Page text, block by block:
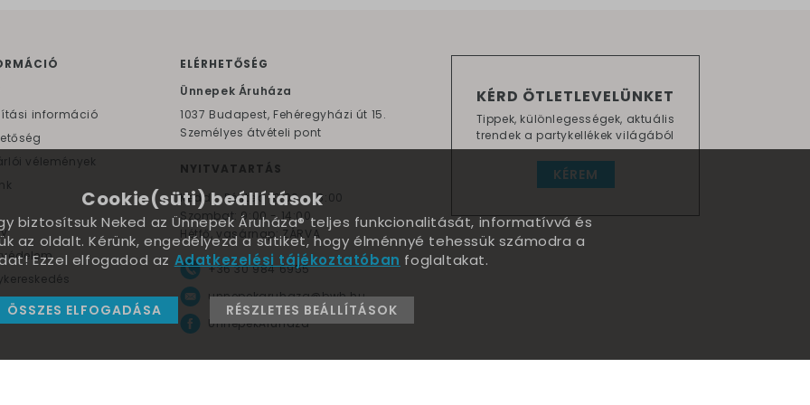
KÉRD ÖTLETLEVELÜNKET
Tippek, különlegességek, aktuális
trendek a partykellékek világából
KÉREM
információ
vélemények
Környezetbarát lufik
ELÉRHETŐSÉG
Ünnepek Áruháza
1037 Budapest, Fehéregyházi út 15.
Személyes átvételi pont
NYITVATARTÁS
Kedd - Péntek: 10:00 - 18:00
Szombat: 9:00 - 14:00
Hétfő, vasárnap: ZÁRVA
+36 30 984 6955
unnepekaruhaza@bwh.hu
UnnepekAruhaza
Cookie(süti) beállítások
biztosítsuk Neked az Ünnepek Áruháza® teljes funkcionalitását, informatívvá és
az oldalt. Kérünk, engedélyezd a sütiket, hogy élménnyé tehessük számodra a
Ezzel elfogadod az Adatkezelési tájékoztatóban foglaltakat.
ÖSSZES ELFOGADÁSA RÉSZLETES BEÁLLÍTÁSOK